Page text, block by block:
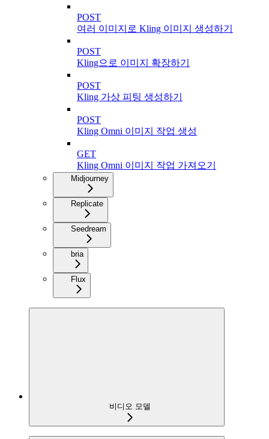
POST
여러 이미지로 Kling 이미지 생성하기
POST
Kling으로 이미지 확장하기
POST
Kling 가상 피팅 생성하기
POST
Kling Omni 이미지 작업 생성
GET
Kling Omni 이미지 작업 가져오기
Midjourney
Replicate
Seedream
bria
Flux
비디오 모델